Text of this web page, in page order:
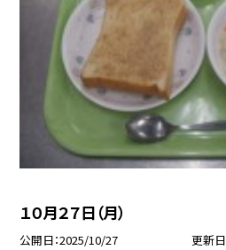
１０月２７日（月）
公開日 2025/10/27 更新日